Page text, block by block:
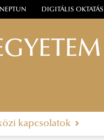
NEPTUN DIGITÁLIS OKTATÁS
kapcsolatok